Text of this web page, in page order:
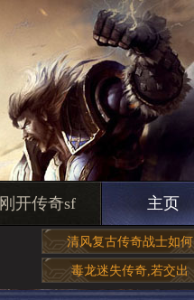
刚开传奇sf 主页
清风复古传奇战士如何
毒龙迷失传奇,若交出